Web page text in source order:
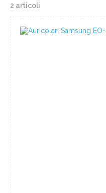
2 articoli